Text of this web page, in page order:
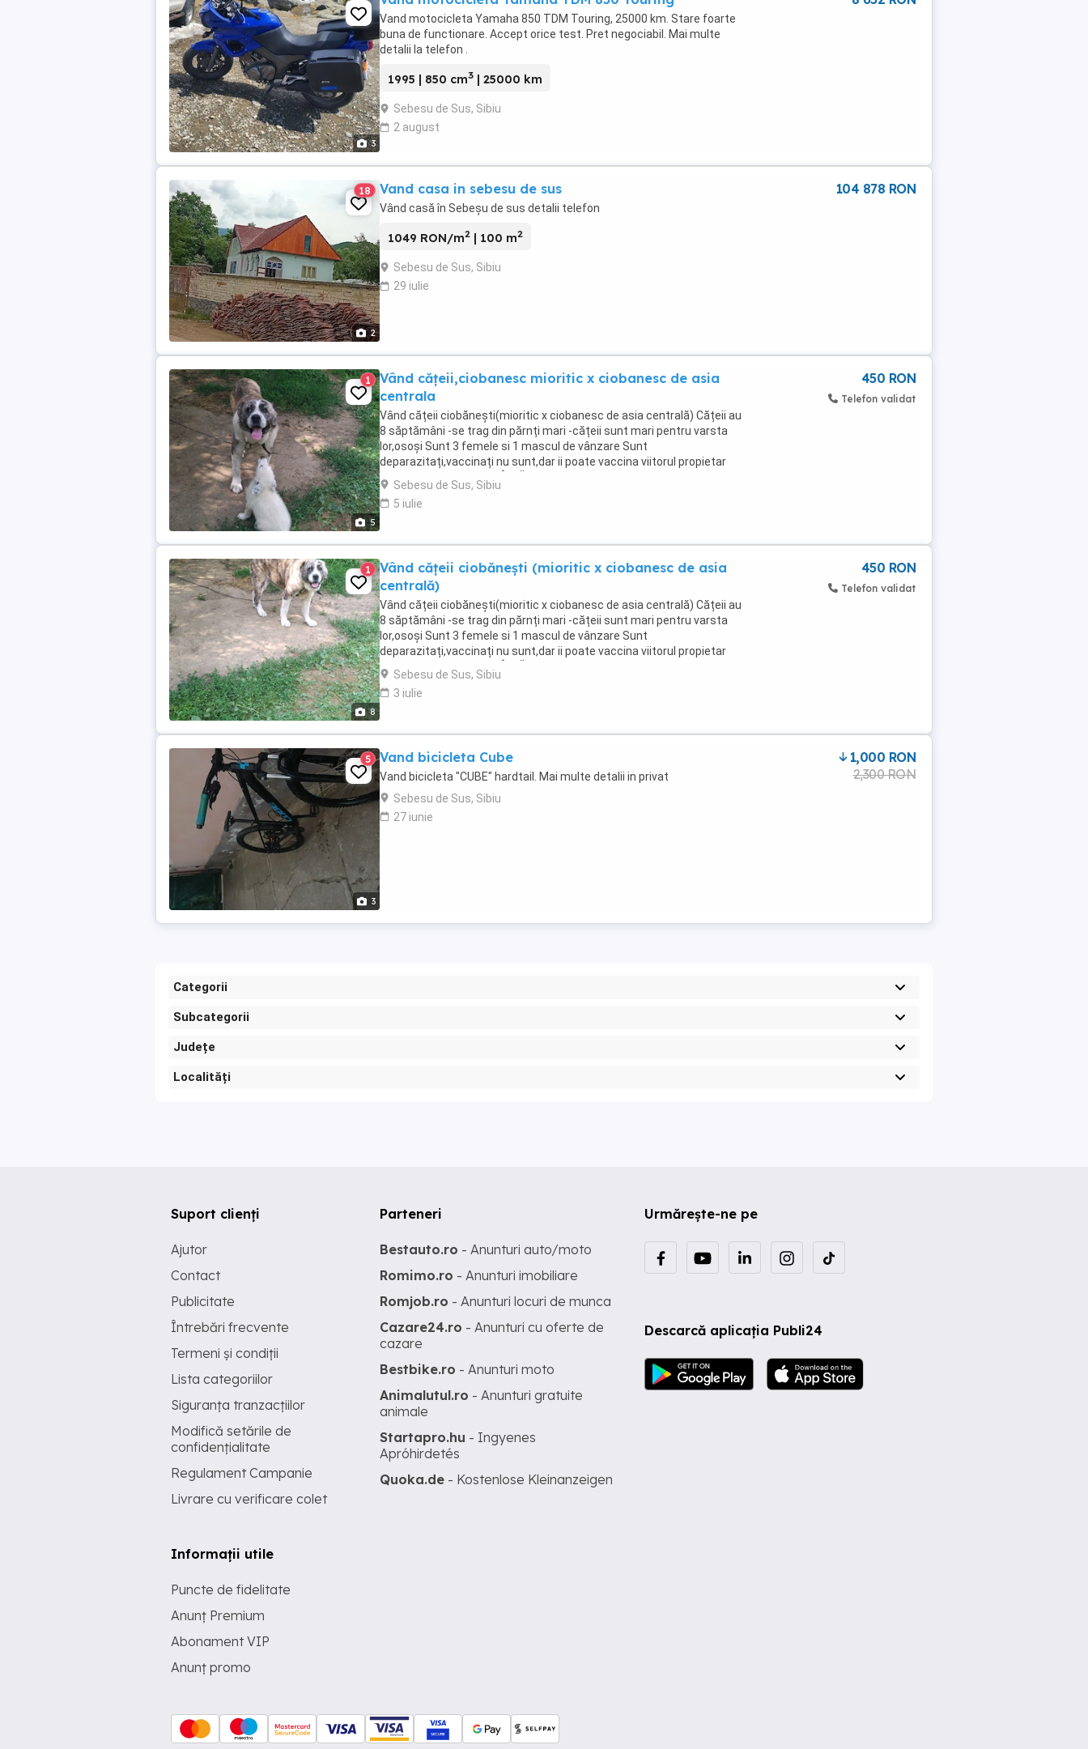
3
Vand motocicleta Yamaha 850 TDM Touring, 25000 km. Stare foarte
buna de functionare. Accept orice test. Pret negociabil. Mai multe
detalii la telefon .
1995 | 850 cm3 | 25000 km
Sebesu de Sus, Sibiu
2 august
2
18 Vand casa in sebesu de sus
Vând casă în Sebeșu de sus detalii telefon
1049 RON/m2 | 100 m2
Sebesu de Sus, Sibiu
29 iulie
104 878 RON
5
1
Vând cățeii,ciobanesc mioritic x ciobanesc de asia
centrala
Vând cățeii ciobănești(mioritic x ciobanesc de asia centrală) Cățeii au
8 săptămâni -se trag din părnți mari -cățeii sunt mari pentru varsta
lor,osoși Sunt 3 femele si 1 mascul de vânzare Sunt
deparazitați,vaccinați nu sunt,dar ii poate vaccina viitorul propietar
NUMAI BUNI PENTU A FI ÎNVĂȚAȚI ...
Sebesu de Sus, Sibiu
5 iulie
450 RON
Telefon validat
8
1
Vând cățeii ciobănești (mioritic x ciobanesc de asia
centrală)
Vând cățeii ciobănești(mioritic x ciobanesc de asia centrală) Cățeii au
8 săptămâni -se trag din părnți mari -cățeii sunt mari pentru varsta
lor,osoși Sunt 3 femele si 1 mascul de vânzare Sunt
deparazitați,vaccinați nu sunt,dar ii poate vaccina viitorul propietar
NUMAI BUNI PENTU A FI ÎNVĂȚAȚI ...
Sebesu de Sus, Sibiu
3 iulie
450 RON
Telefon validat
3
5 Vand bicicleta Cube
Vand bicicleta "CUBE" hardtail. Mai multe detalii in privat
Sebesu de Sus, Sibiu
27 iunie
1,000 RON
2,300 RON
Categorii
Subcategorii
Județe
Localități
Urmărește-ne pe
Descarcă aplicația Publi24
Suport clienți
Ajutor
Contact
Publicitate
Întrebări frecvente
Termeni și condiții
Lista categoriilor
Siguranța tranzacțiilor
Modifică setările de
confidențialitate
Regulament Campanie
Livrare cu verificare colet
Informații utile
Puncte de fidelitate
Anunț Premium
Abonament VIP
Anunț promo
Parteneri
Bestauto.ro - Anunturi auto/moto
Romimo.ro - Anunturi imobiliare
Romjob.ro - Anunturi locuri de munca
Cazare24.ro - Anunturi cu oferte de
cazare
Bestbike.ro - Anunturi moto
Animalutul.ro - Anunturi gratuite
animale
Startapro.hu - Ingyenes
Apróhirdetés
Quoka.de - Kostenlose Kleinanzeigen